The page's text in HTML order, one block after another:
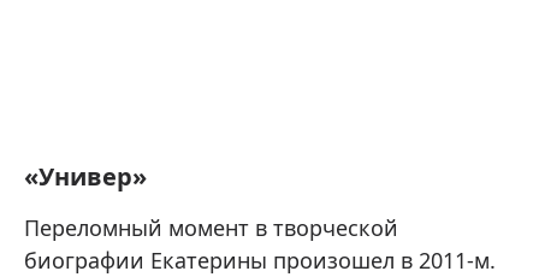
«Универ»
Переломный момент в творческой
биографии Екатерины произошел в 2011-м.